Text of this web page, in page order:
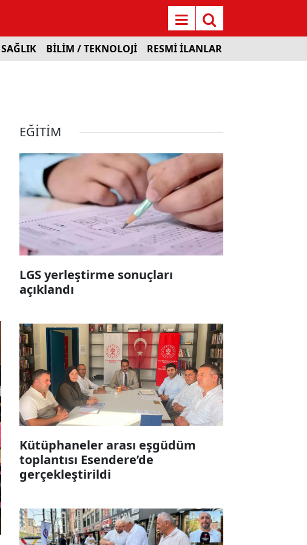
SAĞLIK BİLİM / TEKNOLOJİ RESMİ İLANLAR
EĞİTİM
LGS yerleştirme sonuçları
açıklandı
Kütüphaneler arası eşgüdüm
toplantısı Esendere’de
gerçekleştirildi